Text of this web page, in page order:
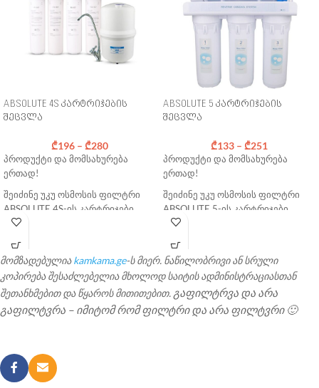
ABSOLUTE 4S კარტრიჯების
შეცვლა
₾196 – ₾280
პროდუქტი და მომსახურება
ერთად!
შეიძინე უკუ ოსმოსის ფილტრი
ABSOLUTE 4S-ის კარტრიჯები,
შეცვლის სერვისთან ერთად.
მონიშნე სასურველი
კომპლექტაცია და დაამატე
კალათში.
უფასო მიწოდება საქართველოს
მასშტაბით
ABSOLUTE 5 კარტრიჯების
შეცვლა
₾133 – ₾251
პროდუქტი და მომსახურება
ერთად!
შეიძინე უკუ ოსმოსის ფილტრი
ABSOLUTE 5-ის კარტრიჯები,
შეცვლის სერვისთან ერთად.
მონიშნე სასურველი
კომპლექტაცია და დაამატე
კალათში.
უფასო მიწოდება საქართველოს
მასშტაბით
მომზადებულიაkamkama.ge-ს მიერ. ნაწილობრივი ან სრული
კოპირება შესაძლებელია მხოლოდ საიტის ადმინისტრაციასთან
შეთანხმებით და წყაროს მითითებით. გაფილტრვა და არა
გაფილტვრა – იმიტომ რომ ფილტრი და არა ფილტვრი 🙂